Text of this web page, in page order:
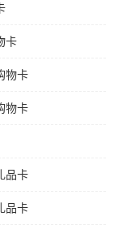
卡
物卡
物卡
品卡
品卡